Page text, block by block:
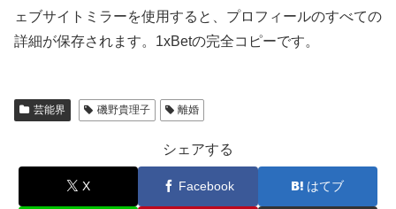
ェブサイトミラーを使用すると、プロフィールのすべての
詳細が保存されます。1xBetの完全コピーです。
芸能界 磯野貴理子 離婚
シェアする
X Facebook はてブ